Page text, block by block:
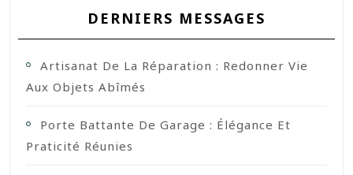
DERNIERS MESSAGES
Artisanat De La Réparation : Redonner Vie
Aux Objets Abîmés
Porte Battante De Garage : Élégance Et
Praticité Réunies